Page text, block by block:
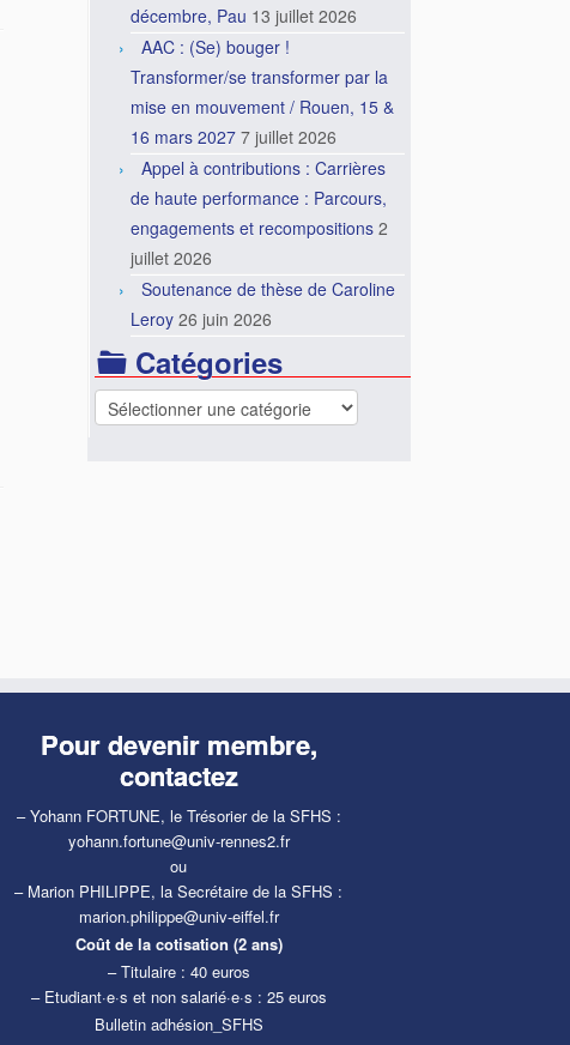
décembre, Pau 13 juillet 2026
AAC : (Se) bouger !
Transformer/se transformer par la
mise en mouvement / Rouen, 15 &
16 mars 2027 7 juillet 2026
Appel à contributions : Carrières
de haute performance : Parcours,
engagements et recompositions 2
juillet 2026
Soutenance de thèse de Caroline
Leroy 26 juin 2026
Catégories
Catégories
Pour devenir membre,
contactez
– Yohann FORTUNE, le Trésorier de la SFHS :
yohann.fortune@univ-rennes2.fr
ou
– Marion PHILIPPE, la Secrétaire de la SFHS :
marion.philippe@univ-eiffel.fr
Coût de la cotisation (2 ans)
– Titulaire : 40 euros
– Etudiant·e·s et non salarié·e·s : 25 euros
Bulletin adhésion_SFHS